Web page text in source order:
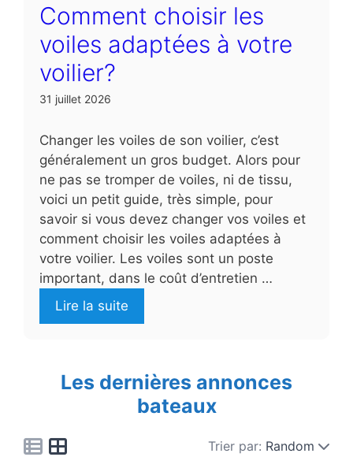
Comment choisir les
voiles adaptées à votre
voilier?
31 juillet 2026
Changer les voiles de son voilier, c’est
généralement un gros budget. Alors pour
ne pas se tromper de voiles, ni de tissu,
voici un petit guide, très simple, pour
savoir si vous devez changer vos voiles et
comment choisir les voiles adaptées à
votre voilier. Les voiles sont un poste
important, dans le coût d’entretien …
Lire la suite
Les dernières annonces
bateaux
Trier par: Random